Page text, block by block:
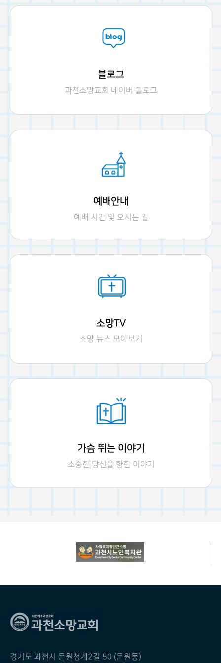
블로그
과천소망교회 네이버 블로그
예배안내
예배 시간 및 오시는 길
소망TV
소망 뉴스 모아보기
가슴 뛰는 이야기
소중한 당신을 향한 이야기
경기도 과천시 문원청계2길 50 (문원동)